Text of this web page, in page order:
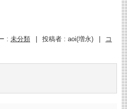
: 未分類 投稿者 : aoi(増永)
コ